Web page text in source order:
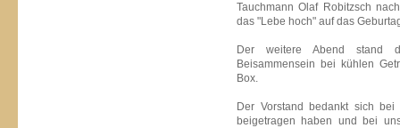
Tauchmann Olaf Robitzsch
das "Lebe hoch" auf das
Der weitere Abend stand
Beisammensein bei kühlen
Box.
Der Vorstand bedankt sich
beigetragen haben und bei